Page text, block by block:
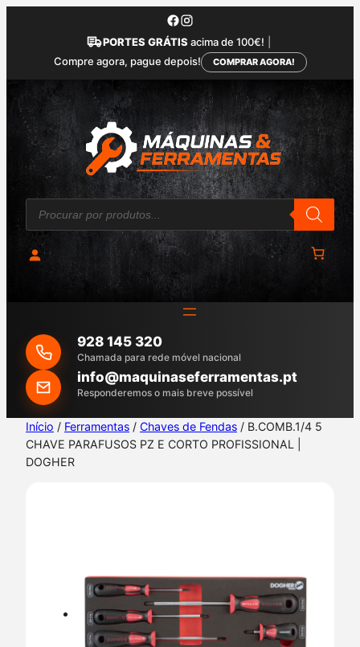
conteúdo
PORTES GRÁTIS acima de 100€!
Compre agora, pague depois!
COMPRAR AGORA!
P
o
u
r
c
h
928 145 320
Chamada para rede móvel nacional
info@maquinaseferramentas.pt
Responderemos o mais breve possível
Início / Ferramentas / Chaves de Fendas / B.COMB.1/4 5
CHAVE PARAFUSOS PZ E CORTO PROFISSIONAL |
DOGHER